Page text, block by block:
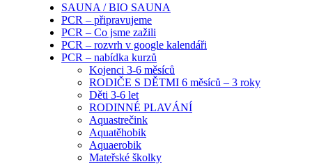
SAUNA / BIO SAUNA
PCR – připravujeme
PCR – Co jsme zažili
PCR – rozvrh v google kalendáři
PCR – nabídka kurzů
Kojenci 3-6 měsíců
RODIČE S DĚTMI 6 měsíců – 3 roky
Děti 3-6 let
RODINNÉ PLAVÁNÍ
Aquastrečink
Aquatěhobik
Aquaerobik
Mateřské školky